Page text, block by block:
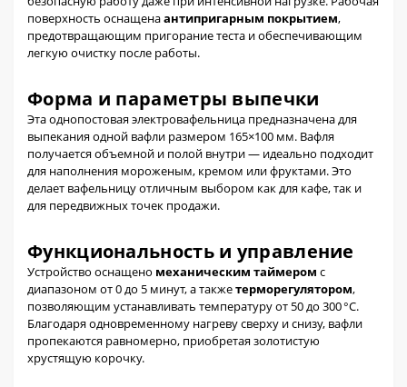
поверхность оснащенаантипригарным покрытием,
предотвращающим пригорание теста и обеспечивающим
легкую очистку после работы.
Форма и параметры выпечки
Эта однопостовая электровафельница предназначена для
выпекания одной вафли размером 165×100 мм. Вафля
получается объемной и полой внутри — идеально подходит
для наполнения мороженым, кремом или фруктами. Это
делает вафельницу отличным выбором как для кафе, так и
для передвижных точек продажи.
Функциональность и управление
Устройство оснащено механическим таймером с
диапазоном от 0 до 5 минут, а такжетерморегулятором,
позволяющим устанавливать температуру от 50 до 300 °C.
Благодаря одновременному нагреву сверху и снизу, вафли
пропекаются равномерно, приобретая золотистую
хрустящую корочку.